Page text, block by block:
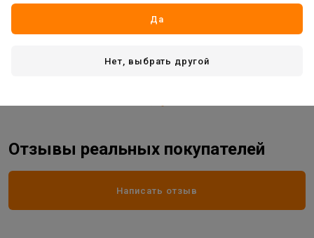
Жизненный цикл номенклатуры Рабочий ассортимент
Отзывы реальных покупателей
Написать отзыв
Да
Нет, выбрать другой